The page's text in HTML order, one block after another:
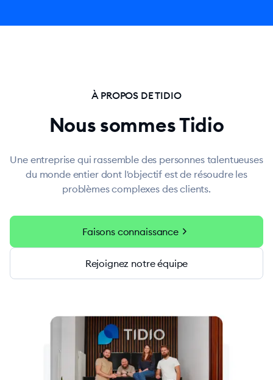
À PROPOS DE TIDIO
Nous sommes Tidio
Une entreprise qui rassemble des personnes talentueuses
du monde entier dont l'objectif est de résoudre les
problèmes complexes des clients.
Faisons connaissancechevron_right
Rejoignez notre équipe